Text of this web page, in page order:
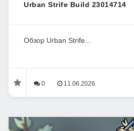
Urban Strife Build 23014714
Обзор Urban Strife...
0 11.06.2026